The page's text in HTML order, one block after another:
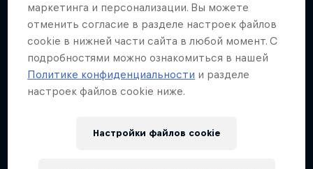
маркетинга и персонализации. Вы можете
отменить согласие в разделе настроек файлов
cookie в нижней части сайта в любой момент. С
подробностями можно ознакомиться в нашей
Политике конфиденциальности и разделе
настроек файлов cookie ниже.
Настройки файлов cookie